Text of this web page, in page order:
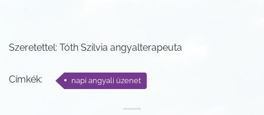
Szeretettel: Tóth Szilvia angyalterapeuta
Címkék: napi angyali üzenet